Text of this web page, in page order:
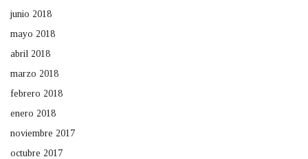
junio 2018
mayo 2018
abril 2018
marzo 2018
febrero 2018
enero 2018
noviembre 2017
octubre 2017